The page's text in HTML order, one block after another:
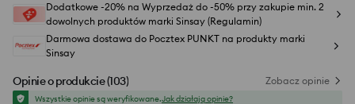
Dodatkowe -20% na Wyprzedaż do -50% przy zakupie min. 2
dowolnych produktów marki Sinsay (Regulamin)
Darmowa dostawa do Pocztex PUNKT na produkty marki
Sinsay
Opinie o produkcie(103) Zobacz opinie
Wszystkie opinie są weryfikowane.Jak działają opinie?